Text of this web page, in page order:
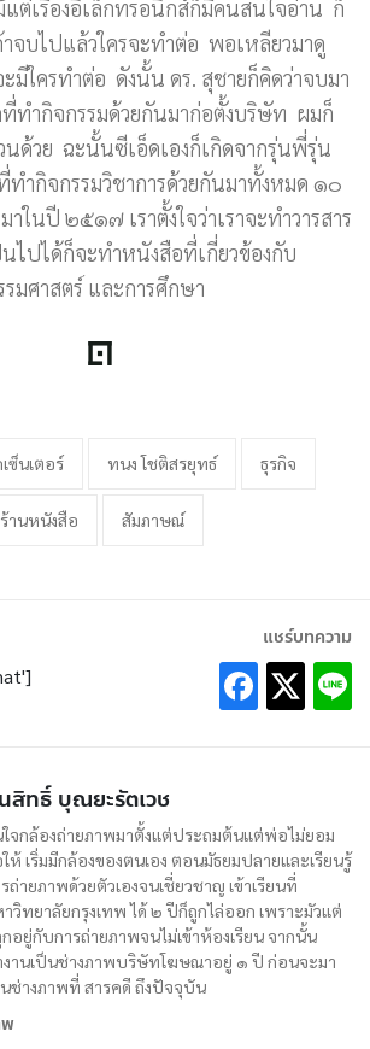
แต่เรื่องอิเล็กทรอนิกส์ก็มีคนสนใจอ่าน ก็
าจบไปแล้วใครจะทำต่อ พอเหลียวมาดู
มีใครทำต่อ ดังนั้น ดร. สุชายก็คิดว่าจบมา
ที่ทำกิจกรรมด้วยกันมาก่อตั้งบริษัท ผมก็
ด้วย ฉะนั้นซีเอ็ดเองก็เกิดจากรุ่นพี่รุ่น
ำกิจกรรมวิชาการด้วยกันมาทั้งหมด ๑๐
ในปี ๒๕๑๗ เราตั้งใจว่าเราจะทำวารสาร
ไปได้ก็จะทำหนังสือที่เกี่ยวข้องกับ
รมศาสตร์ และการศึกษา
ซ็นเตอร์ ทนง โชติสรยุทธ์ ธุรกิจ
ร้านหนังสือ สัมภาษณ์
แชร์บทความ
สิทธิ์ บุณยะรัตเวช
จกล้องถ่ายภาพมาตั้งแต่ประถมต้นแต่พ่อไม่ยอม
ห้ เริ่มมีกล้องของตนเอง ตอนมัธยมปลายและเรียนรู้
ถ่ายภาพด้วยตัวเองจนเชี่ยวชาญ เข้าเรียนที่
วิทยาลัยกรุงเทพ ได้ ๒ ปีก็ถูกไล่ออก เพราะมัวแต่
อยู่กับการถ่ายภาพจนไม่เข้าห้องเรียน จากนั้น
งานเป็นช่างภาพบริษัทโฆษณาอยู่ ๑ ปี ก่อนจะมา
ช่างภาพที่ สารคดี ถึงปัจจุบัน